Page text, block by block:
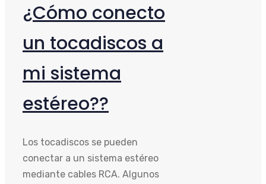
¿Cómo conecto
un tocadiscos a
mi sistema
estéreo??
Los tocadiscos se pueden
conectar a un sistema estéreo
mediante cables RCA. Algunos